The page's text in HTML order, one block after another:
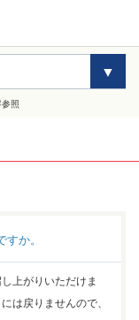
照
か。
上がりいただけま
は戻りませんので、